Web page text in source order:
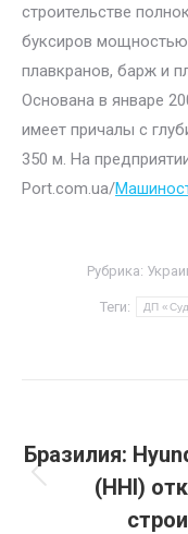
строительстве
буксиров мощностью
плавкранов, барж и
Основана в январе
имеет причалы с
350 м. На
Port.com.ua/
Рубрика:
Теги: ДП
по
записям
Бразилия:
(HHI)